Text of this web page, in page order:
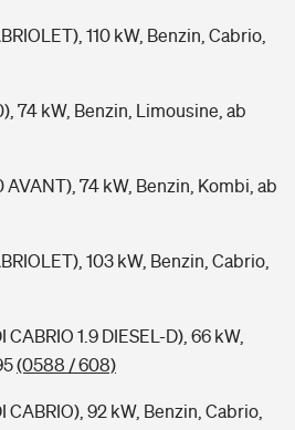
110 kW, Benzin, Cabrio,
74 kW, Benzin, Limousine, ab
AVANT), 74 kW, Benzin, Kombi, ab
103 kW, Benzin, Cabrio,
1.9 DIESEL-D), 66 kW,
(0588 / 608)
CABRIO), 92 kW, Benzin, Cabrio,